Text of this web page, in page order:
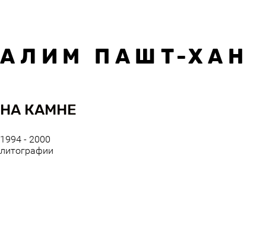
А Л И М П А Ш Т - Х А Н
НА КАМНЕ
1994 - 2000
литографии